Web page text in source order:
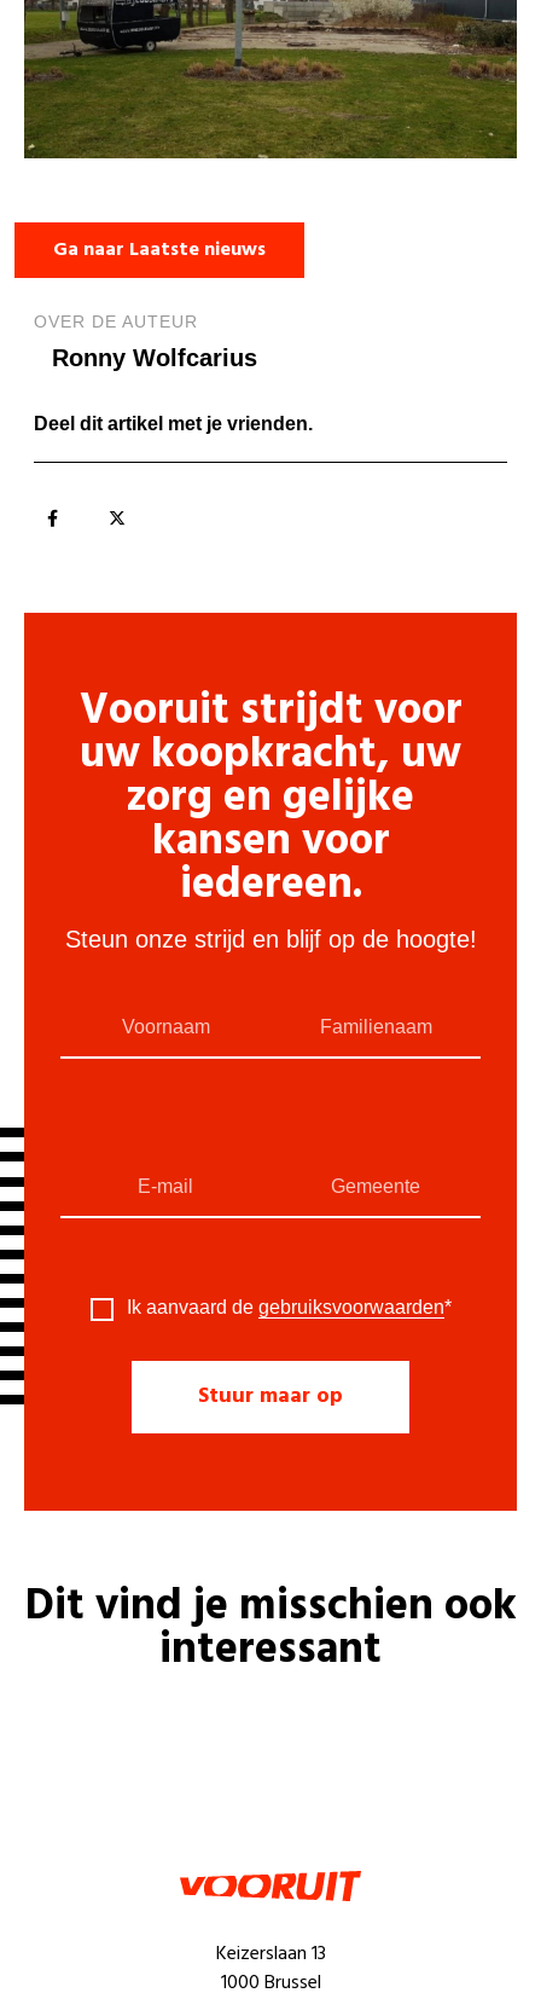
Ga naar Laatste nieuws
OVER DE AUTEUR
Ronny Wolfcarius
Deel dit artikel met je vrienden.
Vooruit strijdt voor
uw koopkracht, uw
zorg en gelijke
kansen voor
iedereen.
Steun onze strijd en blijf op de hoogte!
Ik aanvaard de gebruiksvoorwaarden*
Dit vind je misschien ook
interessant
Keizerslaan 13
1000 Brussel